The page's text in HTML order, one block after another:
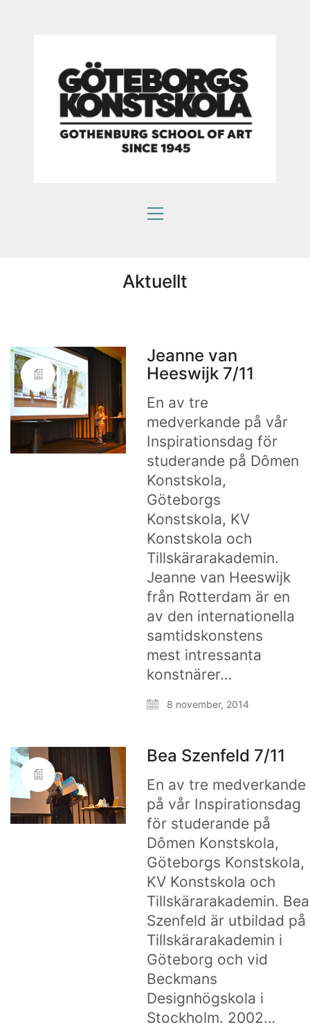
Aktuellt
Jeanne van
Heeswijk 7/11
En av tre
medverkande på vår
Inspirationsdag för
studerande på Dômen
Konstskola,
Göteborgs
Konstskola, KV
Konstskola och
Tillskärarakademin.
Jeanne van Heeswijk
från Rotterdam är en
av den internationella
samtidskonstens
mest intressanta
konstnärer…
8 november, 2014
Bea Szenfeld 7/11
En av tre medverkande
på vår Inspirationsdag
för studerande på
Dômen Konstskola,
Göteborgs Konstskola,
KV Konstskola och
Tillskärarakademin. Bea
Szenfeld är utbildad på
Tillskärarakademin i
Göteborg och vid
Beckmans
Designhögskola i
Stockholm. 2002…